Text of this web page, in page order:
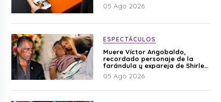
05 Ago 2026
ESPECTÁCULOS
Muere Víctor Angobaldo,
recordado personaje de la
farándula y expareja de Shirley
Cherres
05 Ago 2026